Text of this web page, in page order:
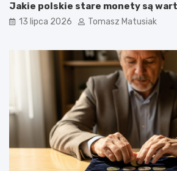
Jakie polskie stare monety są
13 lipca 2026 Tomasz Matusiak